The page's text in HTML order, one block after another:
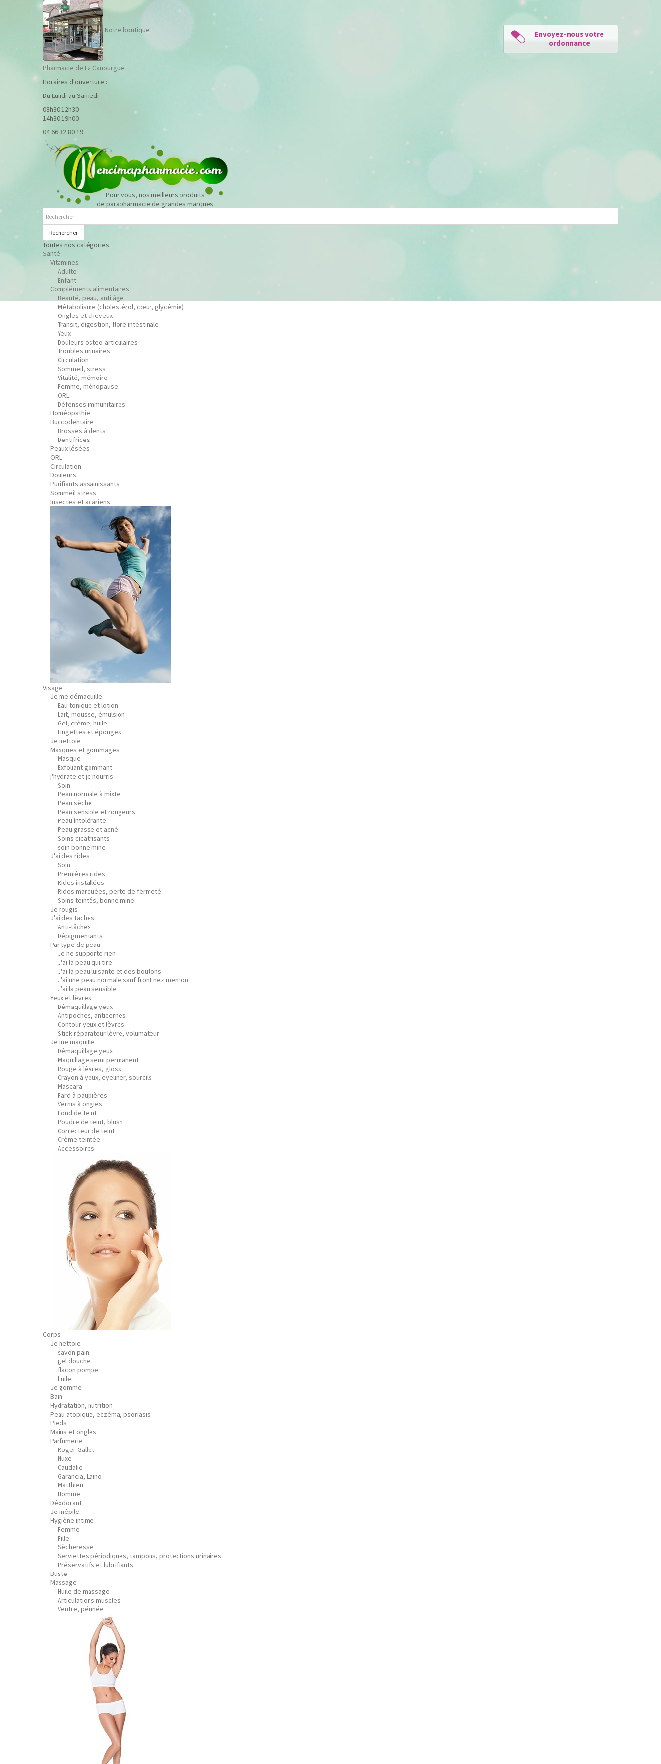
Notre boutique
Pharmacie de La Canourgue
Horaires d'ouverture :
Du Lundi au Samedi
08h30 12h30
14h30 19h00
04 66 32 80 19
Pour vous, nos meilleurs produits
de parapharmacie de grandes marques
Rechercher
Toutes nos catégories
Santé
Vitamines
Adulte
Enfant
Compléments alimentaires
Beauté, peau, anti âge
Métabolisme (cholestérol, cœur, glycémie)
Ongles et cheveux
Transit, digestion, flore intestinale
Yeux
Douleurs osteo-articulaires
Troubles urinaires
Circulation
Sommeil, stress
Vitalité, mémoire
Femme, ménopause
ORL
Défenses immunitaires
Homéopathie
Buccodentaire
Brosses à dents
Dentifrices
Peaux lésées
ORL
Circulation
Douleurs
Purifiants assainissants
Sommeil stress
Insectes et acariens
Visage
Je me démaquille
Eau tonique et lotion
Lait, mousse, émulsion
Gel, crème, huile
Lingettes et éponges
Je nettoie
Masques et gommages
Masque
Exfoliant gommant
j'hydrate et je nourris
Soin
Peau normale à mixte
Peau sèche
Peau sensible et rougeurs
Peau intolérante
Peau grasse et acné
Soins cicatrisants
soin bonne mine
J'ai des rides
Soin
Premières rides
Rides installées
Rides marquées, perte de fermeté
Soins teintés, bonne mine
Je rougis
J'ai des taches
Anti-tâches
Dépigmentants
Par type de peau
Je ne supporte rien
J'ai la peau qui tire
J'ai la peau luisante et des boutons
J'ai une peau normale sauf front nez menton
J'ai la peau sensible
Yeux et lèvres
Démaquillage yeux
Antipoches, anticernes
Contour yeux et lèvres
Stick réparateur lèvre, volumateur
Je me maquille
Démaquillage yeux
Maquillage semi permanent
Rouge à lèvres, gloss
Crayon à yeux, eyeliner, sourcils
Mascara
Fard à paupières
Vernis à ongles
Fond de teint
Poudre de teint, blush
Correcteur de teint
Crème teintée
Accessoires
Corps
Je nettoie
savon pain
gel douche
flacon pompe
huile
Je gomme
Bain
Hydratation, nutrition
Peau atopique, eczéma, psoriasis
Pieds
Mains et ongles
Parfumerie
Roger Gallet
Nuxe
Caudalie
Garancia, Laino
Matthieu
Homme
Déodorant
Je mépile
Hygiène intime
Femme
Fille
Sècheresse
Serviettes périodiques, tampons, protections urinaires
Préservatifs et lubrifiants
Buste
Massage
Huile de massage
Articulations muscles
Ventre, périnée
Envoyez-nous votre
ordonnance